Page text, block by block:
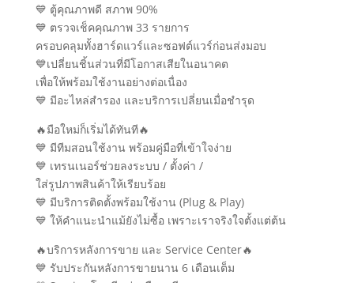
💙 ตู้คุณภาพดี สภาพ 90%
💙 ตรวจเช็คคุณภาพ 33 รายการ
ครอบคลุมทั้งฮาร์ดแวร์และซอฟต์แวร์ก่อนส่งมอบ
💙เปลี่ยนชิ้นส่วนที่มีโอกาสเสียในอนาคต
เพื่อให้พร้อมใช้งานอย่างต่อเนื่อง
💙 มีอะไหล่สำรอง และบริการเปลี่ยนเมื่อชำรุด
🔥มือใหม่ก็เริ่มได้ทันที🔥
💙 มีทีมสอนใช้งาน พร้อมคู่มือที่เข้าใจง่าย
💙 เทรนเนอร์ช่วยลงระบบ / ตั้งค่า /
ใส่รูปภาพสินค้าให้เรียบร้อย
💙 มีบริการติดตั้งพร้อมใช้งาน (Plug & Play)
💙 ให้คำแนะนำแม้ยังไม่ซื้อ เพราะเราจริงใจตั้งแต่ต้น
🔥บริการหลังการขาย และ Service Center🔥
💙 รับประกันหลังการขายนาน 6 เดือนเต็ม